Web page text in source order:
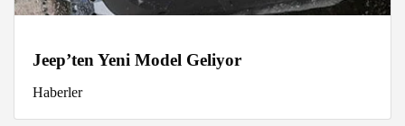
Jeep’ten Yeni Model Geliyor
Haberler